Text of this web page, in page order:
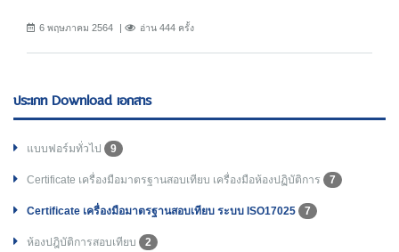
6 พฤษภาคม 2564 อ่าน 444 ครั้ง
ประเภท Download เอกสาร
แบบฟอร์มทั่วไป 9
Certificate เครื่องมือมาตรฐานสอบเทียบ เครื่องมือห้องปฏิบัติการ 7
Certificate เครื่องมือมาตรฐานสอบเทียบ ระบบ ISO17025 7
ห้องปฎิบัติการสอบเทียบ 2